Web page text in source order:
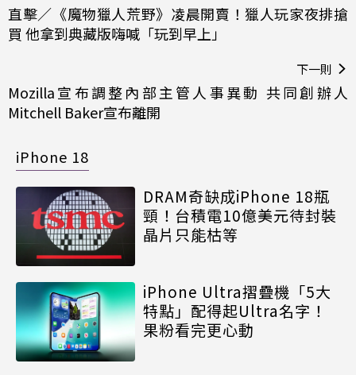
直擊／《魔物獵人荒野》凌晨開賣！獵人玩家夜排搶
買 他拿到典藏版嗨喊「玩到早上」
下一則
Mozilla宣布調整內部主管人事異動 共同創辦人
Mitchell Baker宣布離開
iPhone 18
DRAM奇缺成iPhone 18瓶
頸！台積電10億美元待封裝
晶片只能枯等
iPhone Ultra摺疊機「5大
特點」配得起Ultra名字！
果粉看完更心動